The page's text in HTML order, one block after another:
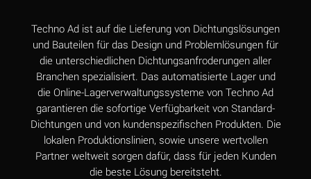
Aluminum Nitrate
(Aqueous)
Aluminum Phosphate
(Aqueous)
A
Aluminum Sulfate
(Aqueous)
A
Ammonia Anhydrous
Ammonia Gas (cold)
A
Techno Ad ist auf die Lieferung von Dichtungslösungen
und Bauteilen für das Design und Problemlösungen für
die unterschiedlichen Dichtungsanfroderungen aller
Branchen spezialisiert. Das automatisierte Lager und
die Online-Lagerverwaltungssysteme von Techno Ad
garantieren die sofortige Verfügbarkeit von Standard-
Dichtungen und von kundenspezifischen Produkten. Die
lokalen Produktionslinien, sowie unsere wertvollen
Partner weltweit sorgen dafür, dass für jeden Kunden
die beste Lösung bereitsteht.